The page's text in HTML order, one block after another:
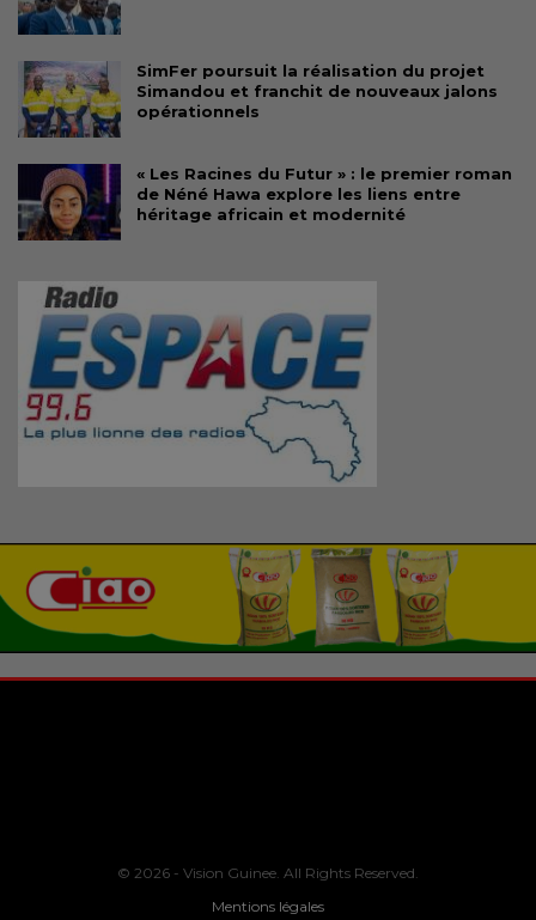
SimFer poursuit la réalisation du projet
Simandou et franchit de nouveaux jalons
opérationnels
« Les Racines du Futur » : le premier roman
de Néné Hawa explore les liens entre
héritage africain et modernité
© 2026 - Vision Guinee. All Rights Reserved.
Mentions légales